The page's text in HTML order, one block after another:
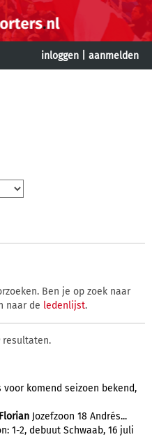
inloggen aanmelden
Ben je op zoek naar
naar de ledenlijst.
resultaten.
voor komend seizoen bekend,
Florian Jozefzoon 18 Andrés...
1-2, debuut Schwaab, 16 juli